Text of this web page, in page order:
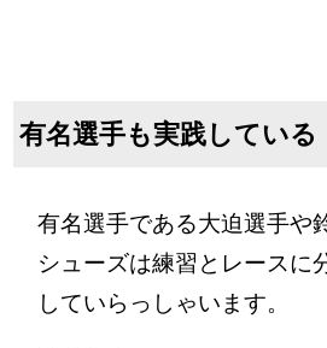
有名選手も実践している
有名選手である大迫選手や
シューズは練習とレースに
していらっしゃいます。